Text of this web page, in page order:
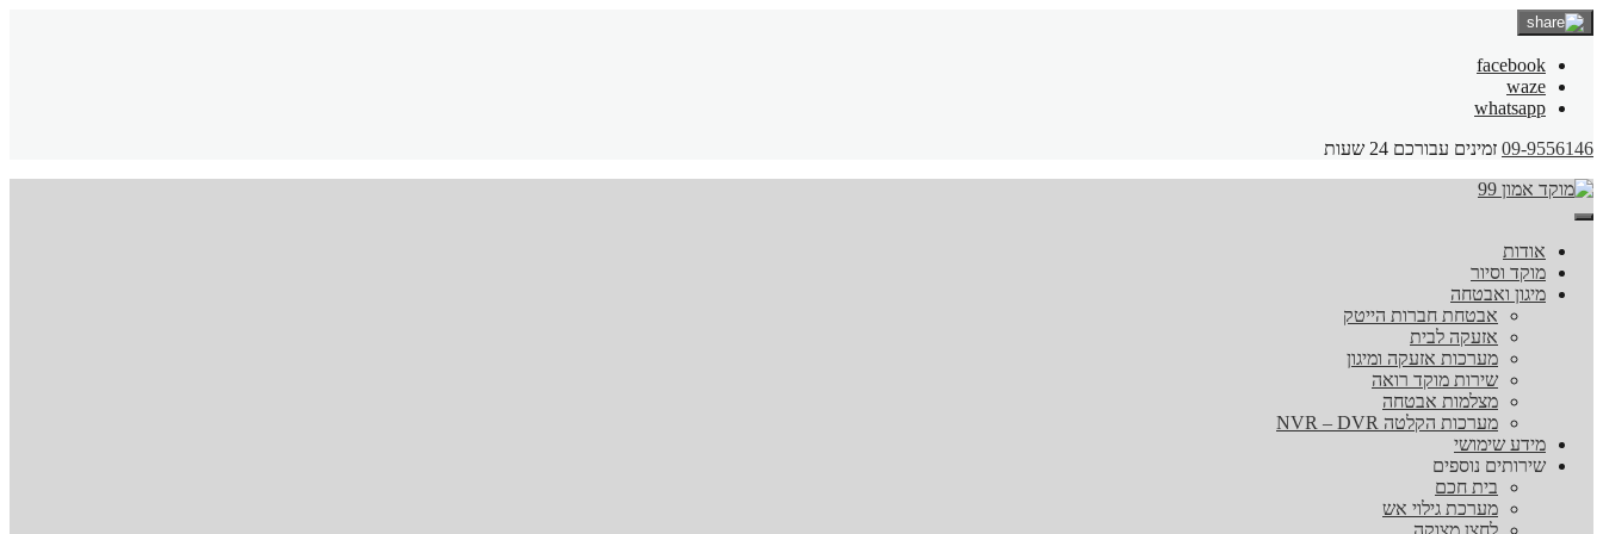
facebook
waze
whatsapp
09-9556146 זמינים עבורכם 24 שעות
אודות
מוקד וסיור
מיגון ואבטחה
אבטחת חברות הייטק
אזעקה לבית
מערכות אזעקה ומיגון
שירות מוקד רואה
מצלמות אבטחה
מערכות הקלטה NVR – DVR
מידע שימושי
שירותים נוספים
בית חכם
מערכת גילוי אש
לחצן מצוקה